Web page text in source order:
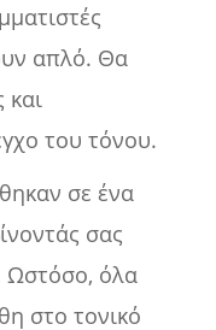
απλό. Θα
και
του τόνου.
σε ένα
σας
Ωστόσο, όλα
στο τονικό